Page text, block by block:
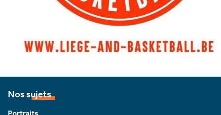
Nos sujets
Portraits